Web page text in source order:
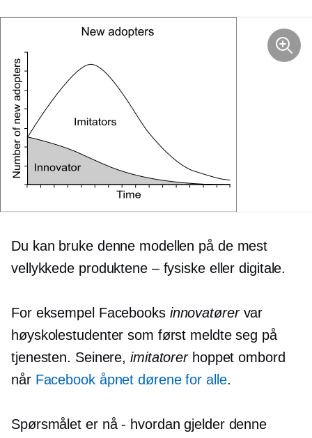
Du kan bruke denne modellen på de mest
vellykkede produktene – fysiske eller digitale.
For eksempel Facebooks innovatører var
høyskolestudenter som først meldte seg på
tjenesten. Seinere, imitatorerhoppet ombord
når Facebook åpnet dørene for alle.
Spørsmålet er nå- hvordan gjelder denne